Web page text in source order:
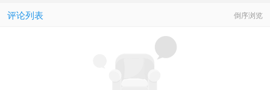
评论列表 倒序浏览